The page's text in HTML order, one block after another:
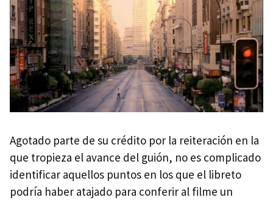
Agotado parte de su crédito por la reiteración en la
que tropieza el avance del guión, no es complicado
identificar aquellos puntos en los que el libreto
podría haber atajado para conferir al filme un